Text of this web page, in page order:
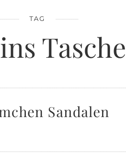
TAG
Tasche
Sandalen